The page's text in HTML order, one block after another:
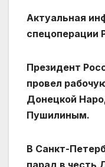
Актуальная
спецоперации
Президент
провел
Донецкой
Пушилиным.
В Санкт-